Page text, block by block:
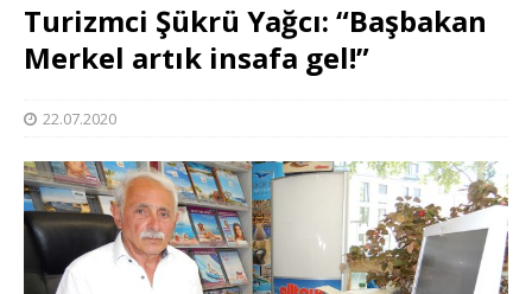
Turizmci Şükrü Yağcı: “Başbakan
Merkel artık insafa gel!”
22.07.2020